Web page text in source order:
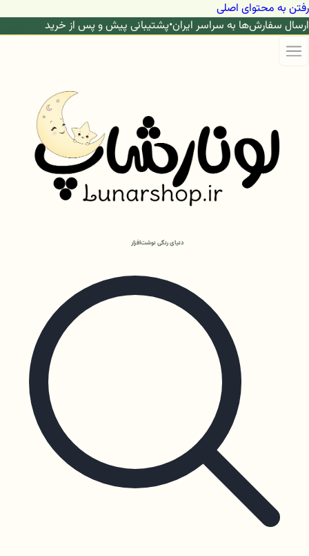
رفتن به محتوای اصلی
ارسال سفارش‌ها به سراسر ایران•پشتیبانی پیش و پس از خرید
دنیای رنگی نوشت‌افزار